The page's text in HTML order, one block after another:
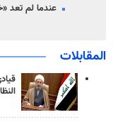
عندما لم تعد
المقابلات